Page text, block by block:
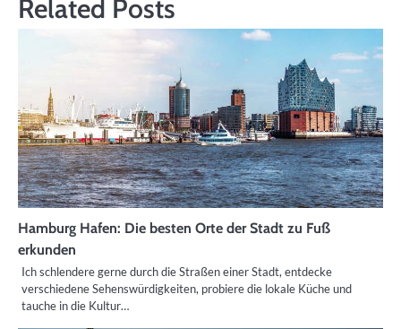
Related Posts
Hamburg Hafen: Die besten Orte der Stadt zu Fuß
erkunden
Ich schlendere gerne durch die Straßen einer Stadt, entdecke
verschiedene Sehenswürdigkeiten, probiere die lokale Küche und
tauche in die Kultur…